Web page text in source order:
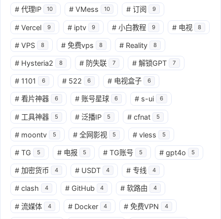
# 代理IP 10 # VMess 10 # 订阅 9
# Vercel 9 # iptv 9 # 小白教程 9 # 电视 8
# VPS 8 # 免费vps 8 # Reality 8
# Hysteria2 8 # 防失联 7 # 解锁GPT 7
# 1101 6 # 522 6 # 电视盒子 6
# 看片神器 6 # 账号星球 6 # s-ui 6
# 工具神器 5 # 泛播IP 5 # cfnat 5
# moontv 5 # 全网影视 5 # vless 5
# TG 5 # 电报 5 # TG账号 5 # gpt4o 5
# 加密货币 4 # USDT 4 # 专线 4
# clash 4 # GitHub 4 # 软路由 4
# 流媒体 4 # Docker 4 # 免费VPN 4